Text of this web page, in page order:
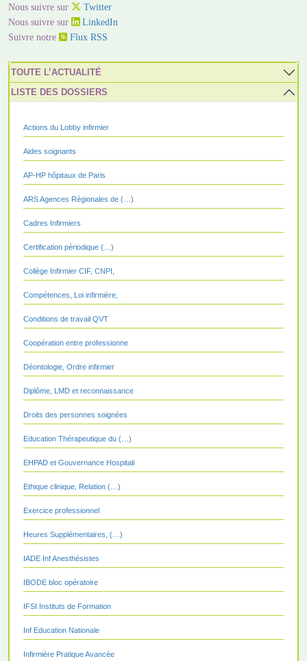
Nous suivre sur
Twitter
Nous suivre sur
LinkedIn
Suivre notre
Flux RSS
TOUTE L’ACTUALITÉ
LISTE DES DOSSIERS
Actions du Lobby infirmier
Aides soignants
AP-HP hôpitaux de Paris
ARS Agences Régionales de (…)
Cadres Infirmiers
Certification périodique (…)
Collège Infirmier CIF, CNPI,
Compétences, Loi infirmière,
Conditions de travail QVT
Coopération entre professionne
Déontologie, Ordre infirmier
Diplôme, LMD et reconnaissance
Droits des personnes soignées
Education Thérapeutique du (…)
EHPAD et Gouvernance Hospitali
Ethique clinique, Relation (…)
Exercice professionnel
Heures Supplémentaires, (…)
IADE Inf Anesthésistes
IBODE bloc opératoire
IFSI Instituts de Formation
Inf Education Nationale
Infirmière Pratique Avancée